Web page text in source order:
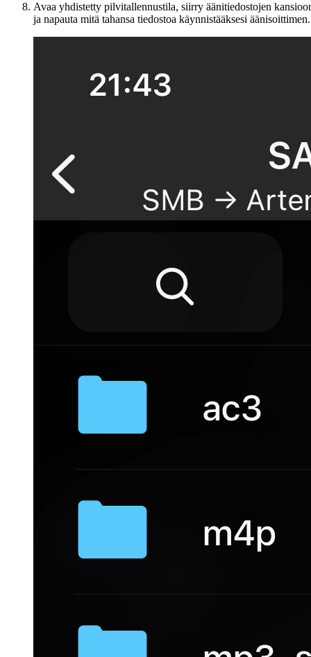
Avaa yhdistetty pilvitallennustila, siirry äänitiedostojen
ja napauta mitä tahansa tiedostoa käynnistääksesi äänisoittimen.